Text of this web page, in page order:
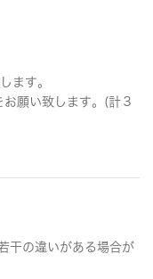
ます。
お願い致します。(計３
干の違いがある場合が